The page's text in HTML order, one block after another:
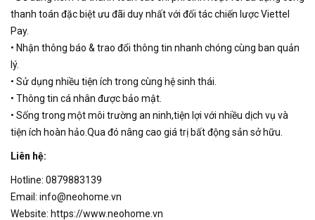
thanh toán đặc biệt ưu đãi duy nhất với đối tác chiến lược Viettel
Pay.
• Nhận thông báo & trao đổi thông tin nhanh chóng cùng ban quản
lý.
• Sử dụng nhiều tiện ích trong cùng hệ sinh thái.
• Thông tin cá nhân được bảo mật.
• Sống trong một môi trường an ninh,tiện lợi với nhiều dịch vụ và
tiện ích hoàn hảo.Qua đó nâng cao giá trị bất động sản sở hữu.
Liên hệ:
Hotline: 0879883139
Email: info@neohome.vn
Website: https://www.neohome.vn